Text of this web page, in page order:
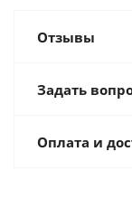
Отзывы
Задать
Оплата и